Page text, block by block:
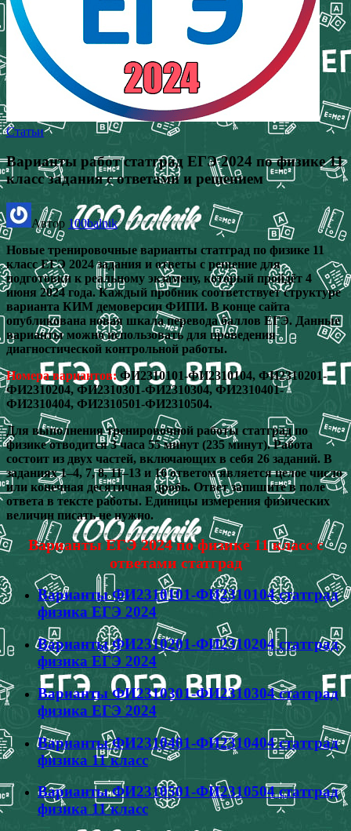
Статьи
Варианты работ статград ЕГЭ 2024 по физике 11
класс задания с ответами и решением
Автор 100balnik
Новые тренировочные варианты статград по физике 11
класс ЕГЭ 2024 задания и ответы с решение для
подготовки к реальному экзамену, который пройдёт 4
июня 2024 года. Каждый пробник соответствует структуре
варианта КИМ демоверсии ФИПИ. В конце сайта
опубликована новая шкала перевода баллов ЕГЭ. Данные
варианты можно использовать для проведения
диагностической контрольной работы.
Номера вариантов:ФИ2310101-ФИ2310104, ФИ2310201-
ФИ2310204, ФИ2310301-ФИ2310304, ФИ2310401-
ФИ2310404, ФИ2310501-ФИ2310504.
Для выполнения тренировочной работы статград по
физике отводится 3 часа 55 минут (235 минут). Работа
состоит из двух частей, включающих в себя 26 заданий. В
заданиях 1–4, 7, 8, 11–13 и 16 ответом является целое число
или конечная десятичная дробь. Ответ запишите в поле
ответа в тексте работы. Единицы измерения физических
величин писать не нужно.
Варианты ЕГЭ 2024 по физике 11 класс с
ответами статград
Варианты ФИ2310101-ФИ2310104 статград
физика ЕГЭ 2024
Варианты ФИ2310201-ФИ2310204 статград
физика ЕГЭ 2024
Варианты ФИ2310301-ФИ2310304 статград
физика ЕГЭ 2024
Варианты ФИ2310401-ФИ2310404 статград
физика 11 класс
Варианты ФИ2310501-ФИ2310504 статград
физика 11 класс